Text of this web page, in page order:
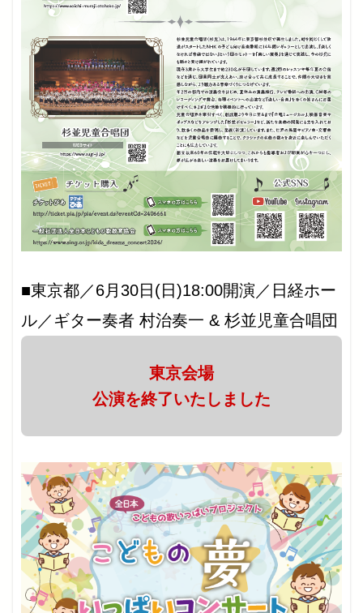
■東京都／6月30日(日)18:00開演／日経ホー
ル／ギター奏者 村治奏一 & 杉並児童合唱団
東京会場
公演を終了いたしました